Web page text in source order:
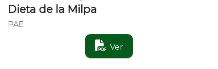
Dieta de la Milpa
PAE
Ver